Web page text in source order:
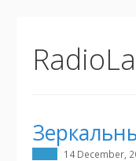
14 December,